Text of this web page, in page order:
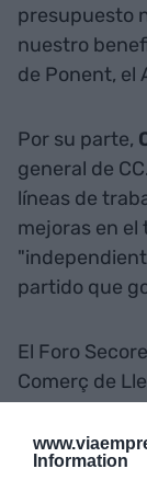
Information
presupuesto
nuestro
de Ponent, el
Por su parte,
general de
líneas de
mejoras en
partido que
El Foro
Comerç de
de Lleida,
Empresa